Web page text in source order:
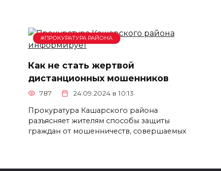
#ПРОКУРАТУРА РАЙОНА
Как не стать жертвой
дистанционных мошенников
787 24.09.2024 в 10:13
Прокуратура Кашарского района
разъясняет жителям способы защиты
граждан от мошенничеств, совершаемых